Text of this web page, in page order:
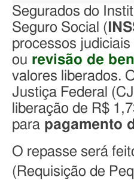
Segurados do
Seguro Social (
processos
ou revisão de
valores liberados.
Justiça Federal
liberação de R$
para pagamento
O repasse será
(Requisição de